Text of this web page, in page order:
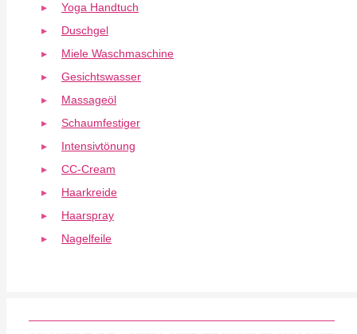
Yoga Handtuch
Duschgel
Miele Waschmaschine
Gesichtswasser
Massageöl
Schaumfestiger
Intensivtönung
CC-Cream
Haarkreide
Haarspray
Nagelfeile